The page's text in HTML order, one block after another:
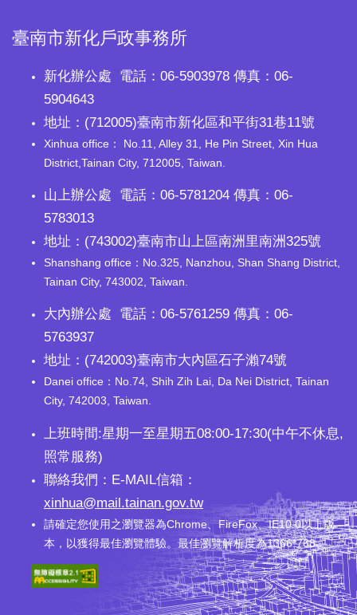
臺南市新化戶政事務所
新化辦公處 電話：06-5903978 傳真：06-
5904643
地址：(712005)臺南市新化區和平街31巷11號
Xinhua office： No.11, Alley 31, He Pin Street, Xin Hua
District,Tainan City, 712005, Taiwan.
山上辦公處 電話：06-5781204 傳真：06-
5783013
地址：(743002)臺南市山上區南洲里南洲325號
Shanshang office：No.325, Nanzhou, Shan Shang District,
Tainan City, 743002, Taiwan.
大內辦公處 電話：06-5761259 傳真：06-
5763937
地址：(742003)臺南市大內區石子瀨74號
Danei office：No.74, Shih Zih Lai, Da Nei District, Tainan
City, 742003, Taiwan.
上班時間:星期一至星期五08:00-17:30(中午不休息,
照常服務)
聯絡我們：E-MAIL信箱：
xinhua@mail.tainan.gov.tw
請確定您使用之瀏覽器為Chrome、FireFox、IE10.0以上版
本，以獲得最佳瀏覽體驗。最佳瀏覽解析度為1366*768。